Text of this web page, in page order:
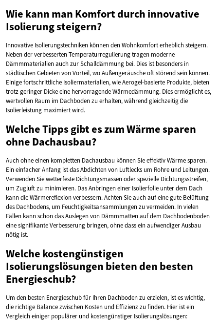
Wie kann man Komfort durch innovative
Isolierung steigern?
Innovative Isolierungstechniken können den Wohnkomfort erheblich steigern.
Neben der verbesserten Temperaturregulierung tragen moderne
Dämmmaterialien auch zur Schalldämmung bei. Dies ist besonders in
städtischen Gebieten von Vorteil, wo Außengeräusche oft störend sein können.
Einige fortschrittliche Isoliermaterialien, wie Aerogel-basierte Produkte, bieten
trotz geringer Dicke eine hervorragende Wärmedämmung. Dies ermöglicht es,
wertvollen Raum im Dachboden zu erhalten, während gleichzeitig die
Isolierleistung maximiert wird.
Welche Tipps gibt es zum Wärme sparen
ohne Dachausbau?
Auch ohne einen kompletten Dachausbau können Sie effektiv Wärme sparen.
Ein einfacher Anfang ist das Abdichten von Luftlecks um Rohre und Leitungen.
Verwenden Sie wetterfeste Dichtungsmassen oder spezielle Dichtungsstreifen,
um Zugluft zu minimieren. Das Anbringen einer Isolierfolie unter dem Dach
kann die Wärmereflexion verbessern. Achten Sie auch auf eine gute Belüftung
des Dachbodens, um Feuchtigkeitsansammlungen zu vermeiden. In vielen
Fällen kann schon das Auslegen von Dämmmatten auf dem Dachbodenboden
eine signifikante Verbesserung bringen, ohne dass ein aufwendiger Ausbau
nötig ist.
Welche kostengünstigen
Isolierungslösungen bieten den besten
Energieschub?
Um den besten Energieschub für Ihren Dachboden zu erzielen, ist es wichtig,
die richtige Balance zwischen Kosten und Effizienz zu finden. Hier ist ein
Vergleich einiger populärer und kostengünstiger Isolierungslösungen: